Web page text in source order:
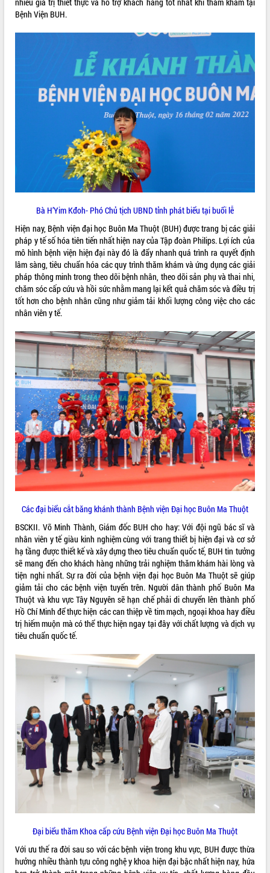
Lễ truy tặng danh hiệu “Bà Mẹ Việt
Nam Anh hùng” và trao Huân chương
Lao động
UBND tỉnh Đắk Lắk triển khai nhiệm
vụ 6 tháng cuối năm 2026
Kỳ họp thứ Hai, Hội đồng nhân dân
tỉnh khóa XI quyết nghị nhiều nội dung
quan trọng
Bí thư Tỉnh ủy Lương Nguyễn Minh
Triết thăm, tặng quà người có công với
Rà soát, hoàn thiện hệ thống thiết chế
văn hóa, thể thao đáp ứng yêu cầu
Thường trực HĐND tỉnh Đắk Lắk gặp
mặt Đoàn chuyên gia y tế TP. Hồ Chí
Lễ truy điệu và an táng hài cốt liệt sĩ
tại Nghĩa trang Liệt sĩ xã Sơn Hòa
Bàn giải pháp tháo gỡ khó khăn trong
xuất khẩu sầu riêng và triển khai quy
định EUDR
Thứ trưởng Bộ Nông nghiệp và Môi
trường Nguyễn Hoàng Hiệp khảo sát
sầu riêng tại Đắk Lắk
Trình diễn nghệ thuật chế biến các
món ăn từ sầu riêng
Đắk Lắk công bố Quy hoạch và xúc
tiến đầu tư tỉnh
Ngành cá ngừ Đắk Lắk chủ động thích
ứng để giữ vững thị trường xuất khẩu
Diễn đàn Kinh tế tư nhân Việt Nam đột
phá cơ chế - Hợp tác công tư
Đề án 06 tạo bước ngoặt đột phá trong
cải cách hành chính tỉnh Đắk Lắk
Kết nối tour, đẩy mạnh chuyển đổi số
Khởi động Dự án Đầu tư xây dựng hạ
tầng kỹ thuật Cụm công nghiệp Tân
Tiến
Gặp mặt các cơ quan báo chí nhân Kỷ
niệm 101 năm Ngày Báo chí Cách
mạng Việt Nam
Đắk Lắk sơ kết 4 năm triển khai thực
hiện Đề án 06 của Chính phủ
Họp báo thông tin về Hội nghị Công bố
Quy hoạch và Xúc tiến đầu tư tỉnh Đắk
Khơi thông điểm nghẽn, đẩy nhanh
giải ngân vốn khắc phục thiên tai
HĐND tỉnh thông qua điều chỉnh Quy
hoạch tỉnh thời kỳ 2021-2030
Hội thảo góp ý hồ sơ điều chỉnh quy
hoạch tỉnh Đắk Lắk thời kỳ 2021-2030,
tầm nhìn đến năm 2050
Nâng cao hiệu quả hoạt động của các
doanh nghiệp nhà nước
Hội nghị triển khai kết nối mạng
truyền số liệu chuyên dùng phục vụ cơ
tay làm sạch môi trường
Xã Ea Kar bước chuyển mình trong
công tác cải cách hành chính mô hình
mới
ALBUM ẢNH
Tất cả: 66105358
nhiều giá trị thiết thực và hỗ trợ khách hàng tốt nhất khi thăm khám tại
Bệnh Viện BUH.
Bà H’Yim Kđoh- Phó Chủ tịch UBND tỉnh phát biểu tại buổi lễ
Hiện nay, Bệnh viện đại học Buôn Ma Thuột (BUH) được trang bị các giải
pháp y tế số hóa tiên tiến nhất hiện nay của Tập đoàn Philips. Lợi ích của
mô hình bệnh viện hiện đại này đó là đẩy nhanh quá trình ra quyết định
lâm sàng, tiêu chuẩn hóa các quy trình thăm khám và ứng dụng các giải
pháp thông minh trong theo dõi bệnh nhân, theo dõi sản phụ và thai nhi,
chăm sóc cấp cứu và hồi sức nhằm mang lại kết quả chăm sóc và điều trị
tốt hơn cho bệnh nhân cũng như giảm tải khối lượng công việc cho các
nhân viên y tế.
Các đại biểu cắt băng khánh thành Bệnh viện Đại học Buôn Ma Thuột
BSCKII. Võ Minh Thành, Giám đốc BUH cho hay: Với đội ngũ bác sĩ và
nhân viên y tế giàu kinh nghiệm cùng với trang thiết bị hiện đại và cơ sở
hạ tầng được thiết kế và xây dựng theo tiêu chuẩn quốc tế, BUH tin tưởng
sẽ mang đến cho khách hàng những trải nghiệm thăm khám hài lòng và
tiện nghi nhất. Sự ra đời của bệnh viện đại học Buôn Ma Thuột sẽ giúp
giảm tải cho các bệnh viện tuyến trên. Người dân thành phố Buôn Ma
Thuột và khu vực Tây Nguyên sẽ hạn chế phải di chuyển lên thành phố
Hồ Chí Minh để thực hiện các can thiệp về tim mạch, ngoại khoa hay điều
trị hiếm muộn mà có thể thực hiện ngay tại đây với chất lượng và dịch vụ
tiêu chuẩn quốc tế.
Đại biểu thăm Khoa cấp cứu Bệnh viện Đại học Buôn Ma Thuột
Với ưu thế ra đời sau so với các bệnh viện trong khu vực, BUH được thừa
hưởng nhiều thành tựu công nghệ y khoa hiện đại bậc nhất hiện nay, hứa